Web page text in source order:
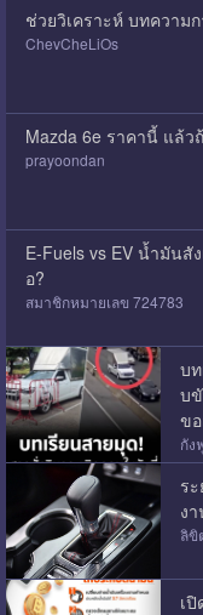
ช่วยวิเคราะห์ บทควา
ChevCheLiOs
Mazda 6e ราคานี้ แล้ว
prayoondan
E-Fuels vs EV น้ำมันสั
อ?
สมาชิกหมายเลข 724783
บ
บ
ข
กัง
ร
ง
ลิขิ
เ